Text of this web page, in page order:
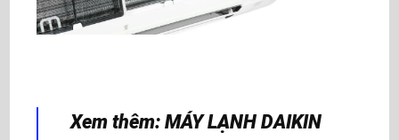
Xem thêm: MÁY LẠNH DAIKIN